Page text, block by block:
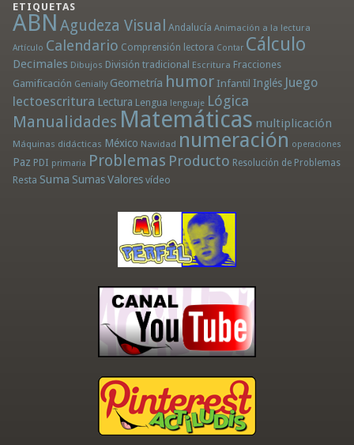
ETIQUETAS
ABN Agudeza Visual Andalucía Animación a la lectura
Artículo Calendario Comprensión lectora Contar Cálculo
Decimales Dibujos División tradicional Escritura Fracciones
Gamificación Genially Geometría humor Infantil Inglés Juego
lectoescritura Lectura Lengua lenguaje Lógica
Manualidades Matemáticas multiplicación
Máquinas didácticas México Navidad numeración operaciones
Paz PDI primaria Problemas Producto Resolución de Problemas
Resta Suma Sumas Valores vídeo